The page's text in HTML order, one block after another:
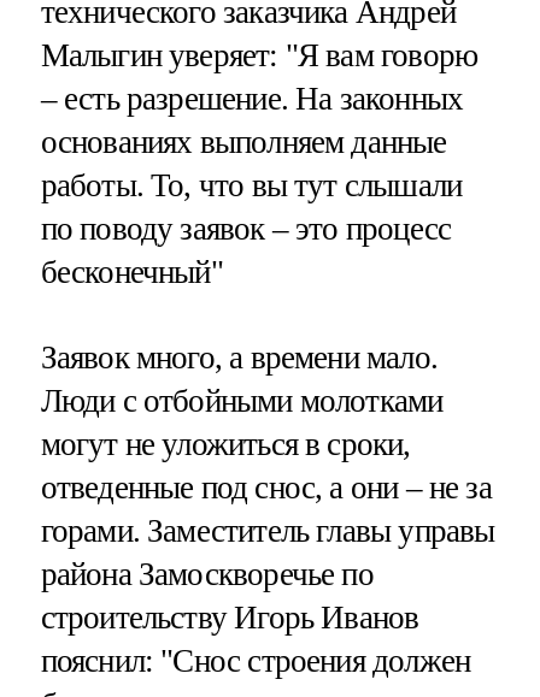
технического заказчика Андрей
Малыгин уверяет: "Я вам говорю
– есть разрешение. На законных
основаниях выполняем данные
работы. То, что вы тут слышали
по поводу заявок – это процесс
бесконечный"
Заявок много, а времени мало.
Люди с отбойными молотками
могут не уложиться в сроки,
отведенные под снос, а они – не за
горами. Заместитель главы управы
района Замоскворечье по
строительству Игорь Иванов
пояснил: "Снос строения должен